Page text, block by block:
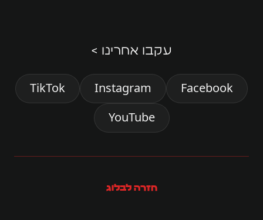
עקבו אחרינו >
Facebook
Instagram
TikTok
YouTube
חזרה לבלוג